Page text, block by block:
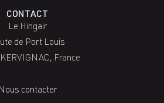
CONTACT
Le Hingair
de Port Louis
France
Nous contacter